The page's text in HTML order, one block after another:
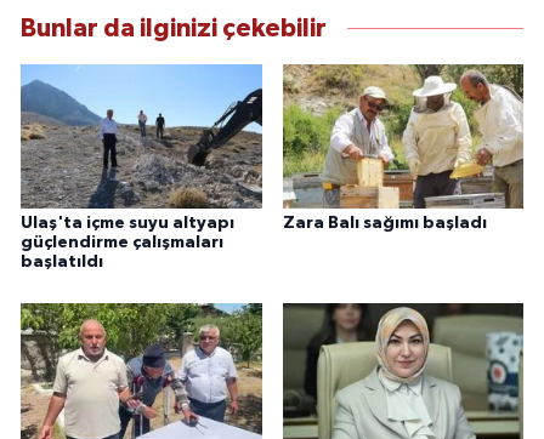
Bunlar da ilginizi çekebilir
Ulaş'ta içme suyu altyapı
güçlendirme çalışmaları
başlatıldı
Zara Balı sağımı başladı